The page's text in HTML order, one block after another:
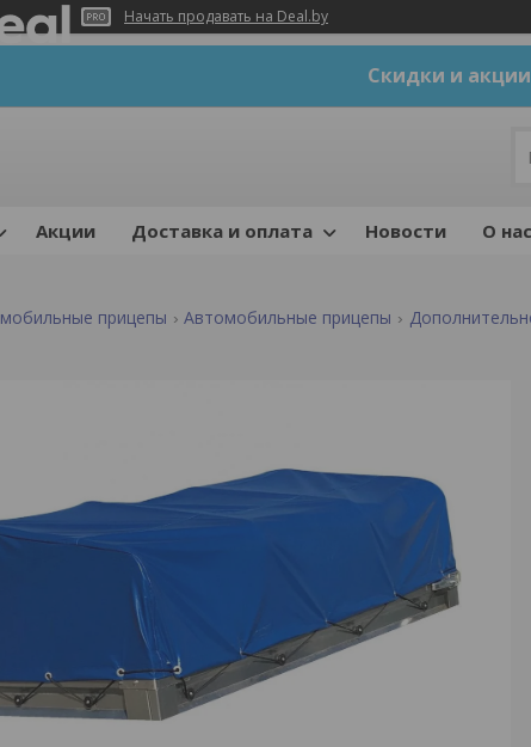
Начать продавать на Deal.by
Скидки и акции
Акции Доставка и оплата Новости О нас
прицепы Автомобильные прицепы